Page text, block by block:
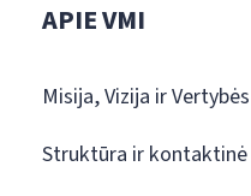
APIE VMI
Misija, Vizija ir Vertybės
Struktūra ir